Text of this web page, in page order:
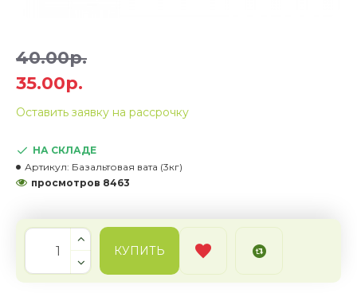
НА СКЛАДЕ
Артикул: Базальтовая вата (3кг)
просмотров 8463
35.00р.
40.00р.
Оставить заявку на рассрочку
КУПИТЬ